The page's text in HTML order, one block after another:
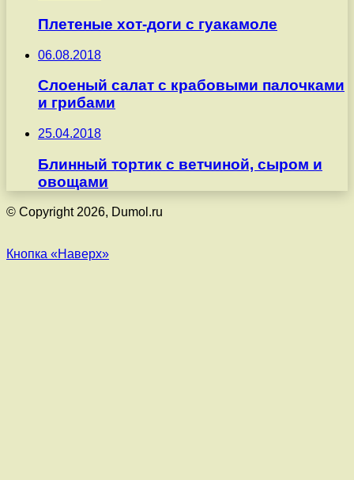
Плетеные хот-доги с гуакамоле
06.08.2018
Слоеный салат с крабовыми палочками
и грибами
25.04.2018
Блинный тортик с ветчиной, сыром и
овощами
© Copyright 2026, Dumol.ru
Кнопка «Наверх»